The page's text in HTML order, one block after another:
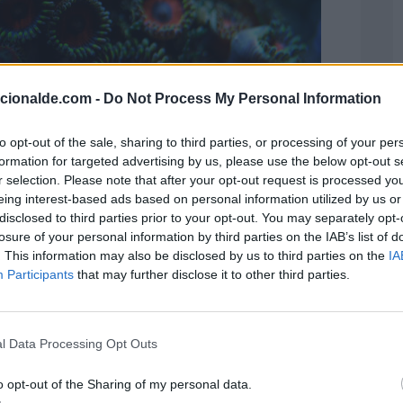
- Do Not Process My Personal Information
opt-out of the sale, sharing to third parties, or processing of your
for targeted advertising by us, please use the below opt-out
selection. Please note that after your opt-out request is processed
interest-based ads based on personal information utilized by us
to third parties prior to your opt-out. You may separately
of your personal information by third parties on the IAB’s list of
This information may also be disclosed by us to third parties on the
Participants that may further disclose it to other third parties.
Data Processing Opt Outs
opt-out of the Sharing of my personal data.
de Ecosistemas Marinos, adscrita al
Ambiente, el planeta podría perder los
el año 2050. Es un dato alarmante, que
de las naciones para su preservación.